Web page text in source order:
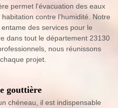
permet l'évacuation des eaux
contre l’humidité. Notre
des services pour le
dans tout le département 23130
nous réunissons
projet.
gouttière
chéneau, il est indispensable